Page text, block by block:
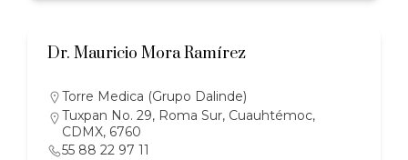
Dr. Mauricio Mora Ramírez
Torre Medica (Grupo Dalinde)
Tuxpan No. 29, Roma Sur, Cuauhtémoc,
CDMX, 6760
55 88 22 97 11